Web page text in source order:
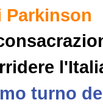
Parkinson
turno